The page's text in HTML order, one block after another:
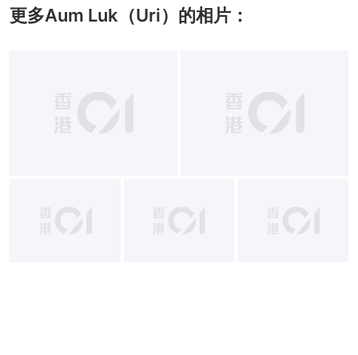
更多Aum Luk（Uri）的相片：